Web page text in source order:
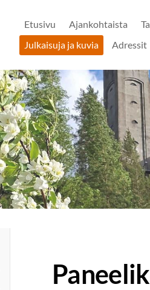
Etusivu Ajankohtaista
Julkaisuja ja kuvia
Adressit